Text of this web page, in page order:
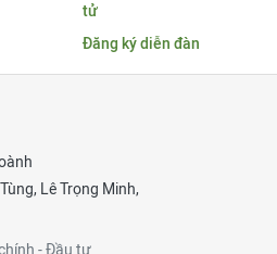
tử
Đăng ký diễn đàn
, Lê Trọng Minh,
- Đầu tư